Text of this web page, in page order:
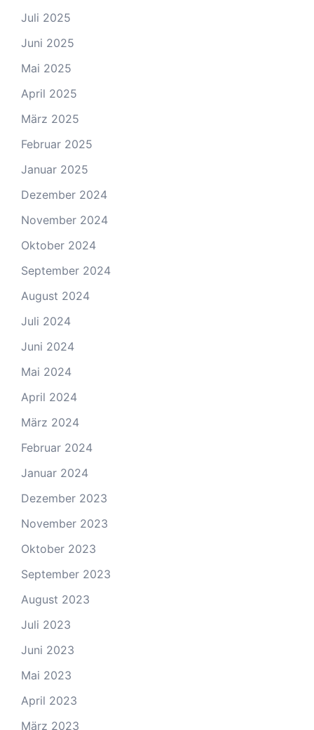
Juli 2025
Juni 2025
Mai 2025
April 2025
März 2025
Februar 2025
Januar 2025
Dezember 2024
November 2024
Oktober 2024
September 2024
August 2024
Juli 2024
Juni 2024
Mai 2024
April 2024
März 2024
Februar 2024
Januar 2024
Dezember 2023
November 2023
Oktober 2023
September 2023
August 2023
Juli 2023
Juni 2023
Mai 2023
April 2023
März 2023